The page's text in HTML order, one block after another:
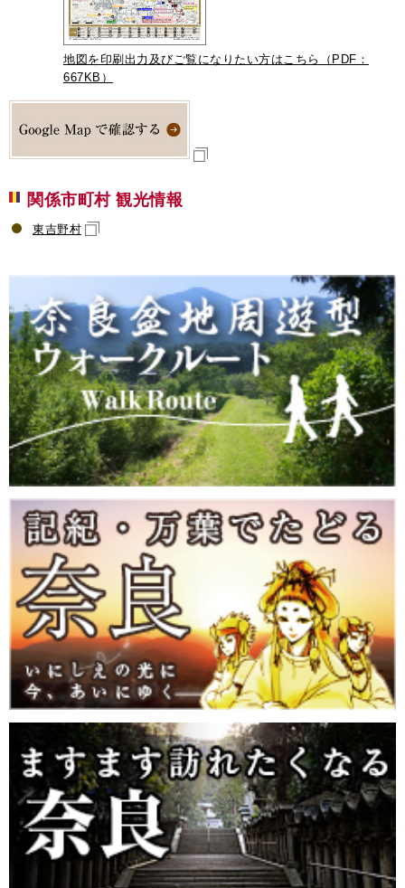
地図を印刷出力及びご覧になりたい方はこちら（PDF：
667KB）
関係市町村 観光情報
東吉野村